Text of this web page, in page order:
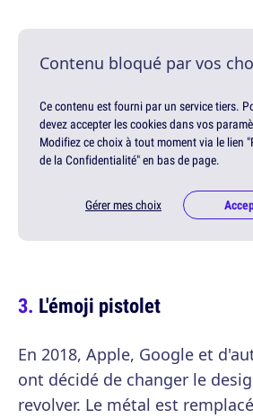
Contenu bloqué par vos
Ce contenu est fourni par un service tiers.
devez accepter les cookies dans vos
Modifiez ce choix à tout moment via le lien
de la Confidentialité" en bas de page.
Gérer mes choix
L'émoji pistolet
En 2018, Apple, Google et
ont décidé de changer le
revolver. Le métal est